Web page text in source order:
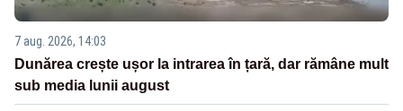
7 aug. 2026, 14:03
Dunărea crește ușor la intrarea în țară, dar rămâne mult
sub media lunii august